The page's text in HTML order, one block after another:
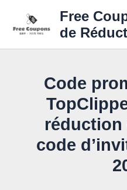
content
Free
de
Code
réduction
code